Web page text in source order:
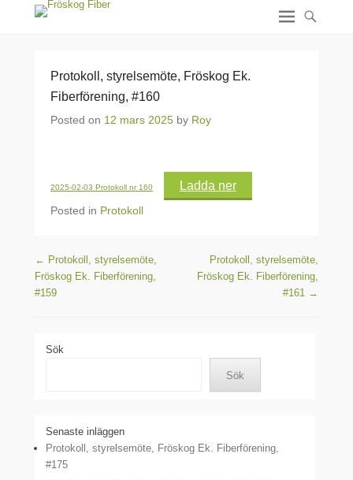
Protokoll, styrelsemöte, Fröskog Ek.
Fiberförening, #160
Posted on 12 mars 2025 by Roy
2025-02-03 Protokoll nr 160 Ladda ner
Posted in Protokoll
Post navigation
← Protokoll, styrelsemöte,
Fröskog Ek. Fiberförening,
#159
Protokoll, styrelsemöte,
Fröskog Ek. Fiberförening,
#161 →
Sök
Sök
Senaste inläggen
Protokoll, styrelsemöte, Fröskog Ek. Fiberförening,
#175